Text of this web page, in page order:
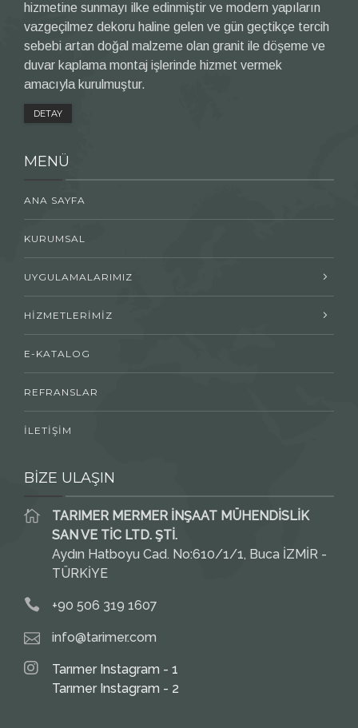
hizmetine sunmayı ilke edinmiştir ve modern yapıların
vazgeçilmez dekoru haline gelen ve gün geçtikçe tercih
sebebi artan doğal malzeme olan granit ile döşeme ve
duvar kaplama montaj işlerinde hizmet vermek
amacıyla kurulmuştur.
DETAY
MENÜ
ANA SAYFA
KURUMSAL
UYGULAMALARIMIZ
HİZMETLERİMİZ
E-KATALOG
REFRANSLAR
İLETİŞİM
BİZE ULAŞIN
TARIMER MERMER İNŞAAT MÜHENDİSLİK
SAN VE TİC LTD. ŞTİ.
Aydın Hatboyu Cad. No:610/1/1, Buca İZMİR -
TÜRKİYE
+90 506 319 1607
info@tarimer.com
Tarımer Instagram - 1
Tarımer Instagram - 2